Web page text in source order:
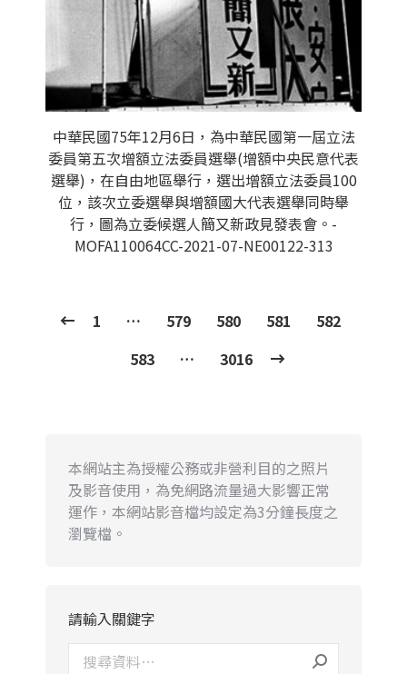
中華民國75年12月6日，為中華民國第一屆立法
委員第五次增額立法委員選舉(增額中央民意代表
選舉)，在自由地區舉行，選出增額立法委員100
位，該次立委選舉與增額國大代表選舉同時舉
行，圖為立委候選人簡又新政見發表會。-
MOFA110064CC-2021-07-NE00122-313
1 … 579 580 581
582
583
… 3016
本網站主為授權公務或非營利目的之照片
及影音使用，為免網路流量過大影響正常
運作，本網站影音檔均設定為3分鐘長度之
瀏覽檔。
請輸入關鍵字